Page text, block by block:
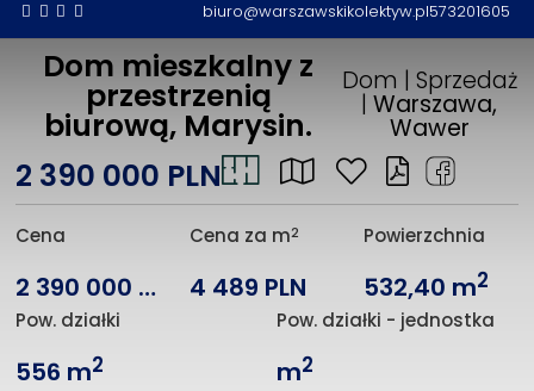
biuro@warszawskikolektyw.pl573201605
Dom mieszkalny z
przestrzenią
biurową, Marysin.
Dom | Sprzedaż
|Warszawa,
Wawer
2 390 000 PLN
Cena
2 390 000 PLN
Cena za m2
4 489 PLN
Powierzchnia
532,40 m2
Pow. działki
556 m2
Pow. działki - jednostka
m2